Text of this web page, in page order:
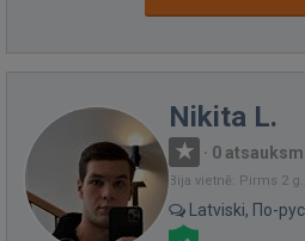
Nikita L.
· 0
Bija vietnē: Pirms 2
Latviski, По-